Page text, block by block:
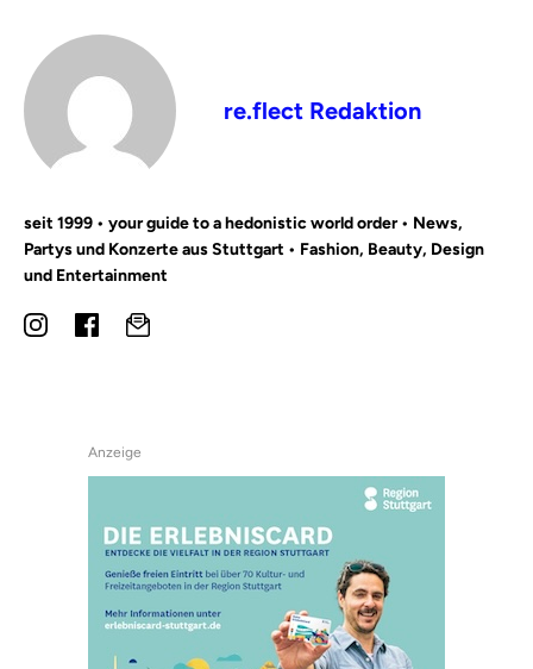
re.flect Redaktion
seit 1999 • your guide to a hedonistic world order • News,
Partys und Konzerte aus Stuttgart • Fashion, Beauty, Design
und Entertainment
Anzeige